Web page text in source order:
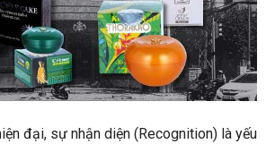
đại, sự nhận diện (Recognition) là yếu